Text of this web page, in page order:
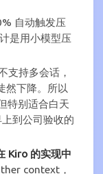
自动触发压
是用小模型压
支持多会话，
然下降。所以
特别适合白天
到公司验收的
Kiro 的实现中
context，